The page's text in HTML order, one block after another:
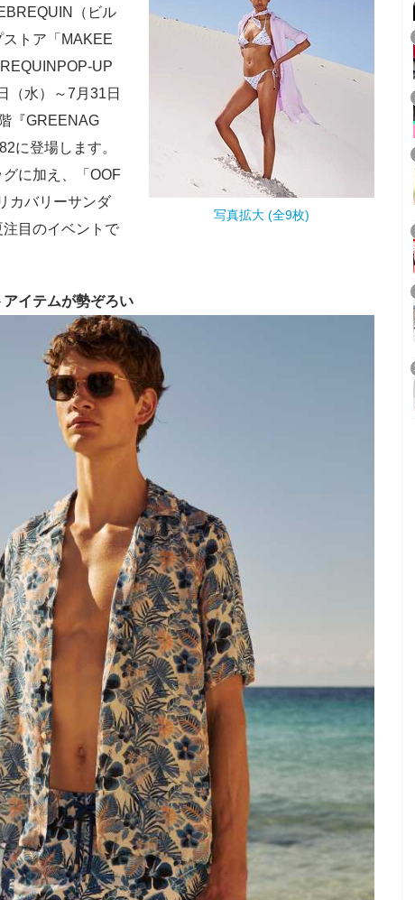
写真拡大 (全9枚)
（ビル
トア「MAKEE
UP
（水）～7月31日
『GREENAG
に登場します。
に加え、「OOF
カバリーサンダ
目のイベントで
イテムが勢ぞろい